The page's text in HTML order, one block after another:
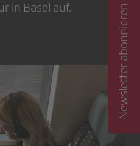
in Basel auf.
Newsletter abonnieren